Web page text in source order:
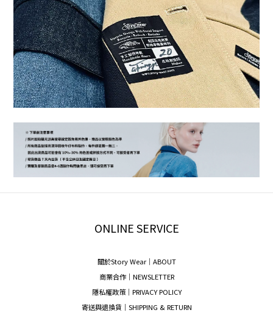
ONLINE SERVICE
關於Story Wear｜ABOUT
商業合作｜NEWSLETTER
隱私權政策｜PRIVACY POLICY
寄送與退換貨｜SHIPPING & RETURN